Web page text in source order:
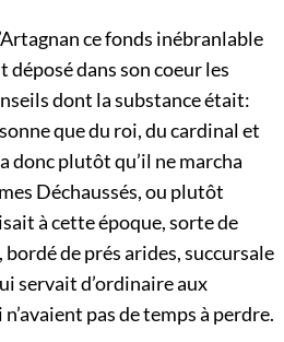
ce fonds inébranlable
déposé dans son coeur les
dont la substance était:
que du roi, du cardinal et
donc plutôt qu’il ne marcha
Déchaussés, ou plutôt
à cette époque, sorte de
de prés arides, succursale
servait d’ordinaire aux
pas de temps à perdre.